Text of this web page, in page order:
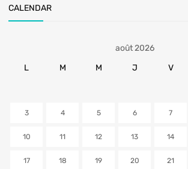
CALENDAR
août 2026
L
M M J V
3 4 5 6 7
10 11 12 13 14
17 18 19 20 21